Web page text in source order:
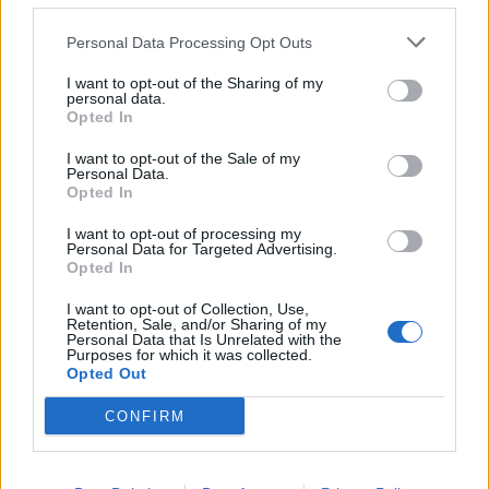
Personal Data Processing Opt Outs
I want to opt-out of the Sharing of my
personal data.
Opted In
I want to opt-out of the Sale of my
Personal Data.
Opted In
I want to opt-out of processing my
Personal Data for Targeted Advertising.
Opted In
I want to opt-out of Collection, Use,
Retention, Sale, and/or Sharing of my
Personal Data that Is Unrelated with the
Purposes for which it was collected.
Opted Out
CONFIRM
Secciones destacadas
Noticias y actualidad sobre Días
Internacionales
Onomástica. Todos los santos
Semanas Internacionales
Qué se celebra el día de mi cumpleaños
Eventos internacionales de cultura
Los mejores canales de Youtube según
nuestra audiencia. ¡Participa!
Crea una cuenta atrás para el evento que